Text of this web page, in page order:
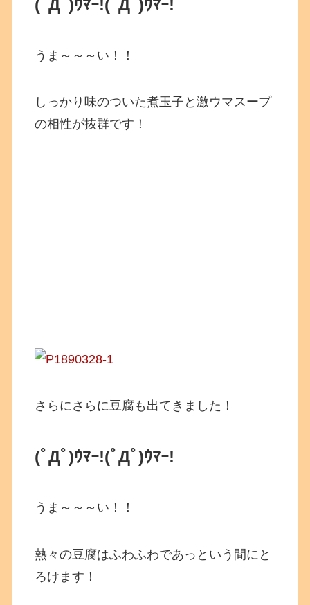
(ﾟДﾟ)ｳﾏｰ!(ﾟДﾟ)ｳﾏｰ!
うま～～～い！！
しっかり味のついた煮玉子と激ウマスープ
の相性が抜群です！
さらにさらに豆腐も出てきました！
(ﾟДﾟ)ｳﾏｰ!(ﾟДﾟ)ｳﾏｰ!
うま～～～い！！
熱々の豆腐はふわふわであっという間にと
ろけます！